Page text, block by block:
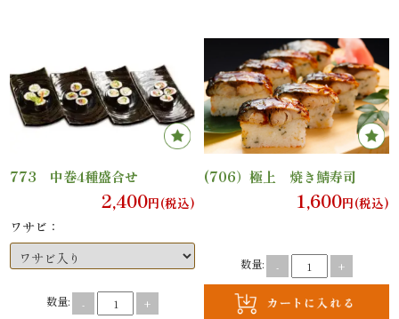
鰻・
海
メ
イ
ン
近
773 中巻4種盛合せ
2,400円(税込)
ワサビ：
数量: - +
(706）極上 焼き鯖寿司
1,600円(税込)
数量: - +